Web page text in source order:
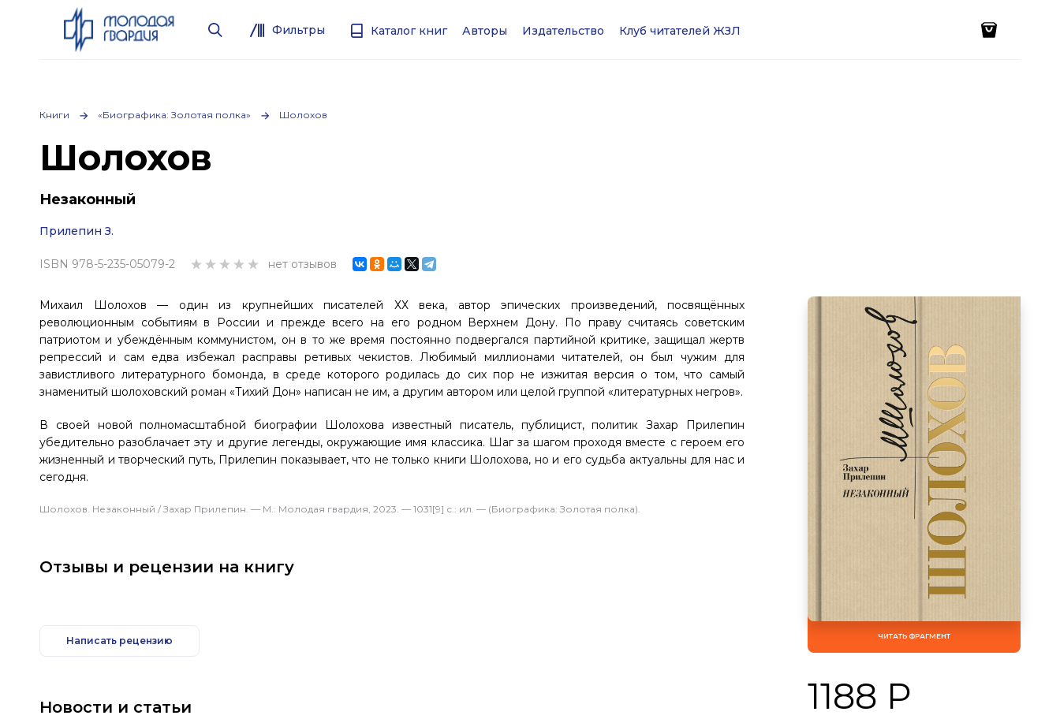
Фильтры Каталог книг Авторы Издательство Клуб читателей ЖЗЛ
Книги «Биографика: Золотая полка» Шолохов
Шолохов
Незаконный
Прилепин З.
ISBN 978-5-235-05079-2 нет отзывов
Михаил Шолохов — один из крупнейших писателей ХХ века, автор эпических произведений, посвящённых
революционным событиям в России и прежде всего на его родном Верхнем Дону. По праву считаясь советским
патриотом и убеждённым коммунистом, он в то же время постоянно подвергался партийной критике, защищал жертв
репрессий и сам едва избежал расправы ретивых чекистов. Любимый миллионами читателей, он был чужим для
завистливого литературного бомонда, в среде которого родилась до сих пор не изжитая версия о том, что самый
знаменитый шолоховский роман «Тихий Дон» написан не им, а другим автором или целой группой «литературных негров».
В своей новой полномасштабной биографии Шолохова известный писатель, публицист, политик Захар Прилепин
убедительно разоблачает эту и другие легенды, окружающие имя классика. Шаг за шагом проходя вместе с героем его
жизненный и творческий путь, Прилепин показывает, что не только книги Шолохова, но и его судьба актуальны для нас и
сегодня.
Шолохов. Незаконный / Захар Прилепин. — М.: Молодая гвардия, 2023. — 1031[9] с.: ил. — (Биографика: Золотая полка).
Отзывы и рецензии на книгу
Написать рецензию
Новости и статьи
ЧИТАТЬ ФРАГМЕНТ
1188 Р